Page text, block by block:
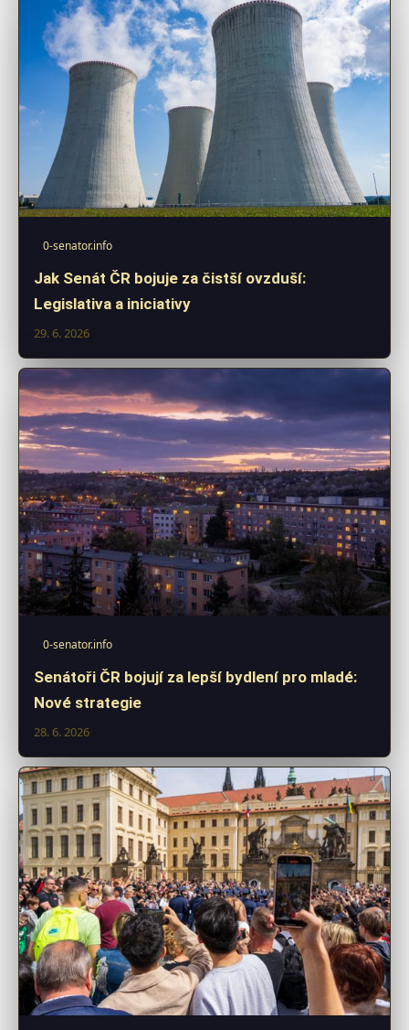
0-senator.info
Jak Senát ČR bojuje za čistší ovzduší:
Legislativa a iniciativy
29. 6. 2026
0-senator.info
Senátoři ČR bojují za lepší bydlení pro mladé:
Nové strategie
28. 6. 2026